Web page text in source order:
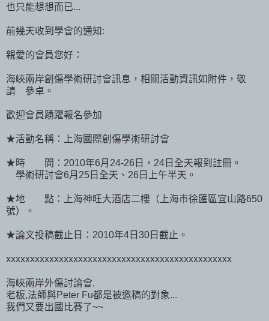
也只能想想而已...
前幾天收到學會的通知:
親愛的會員您好：
海峽兩岸創傷學術研討會訊息，相關活動資訊如附件，敬
請 參卓。
歡迎會員踴躍報名參加
★活動名稱：上海國際創傷學術研討會
★時 間：2010年6月24-26日，24日全天報到註冊。
學術研討會6月25日全天、26日上午半天。
★地 點：上海神旺大酒店二樓（上海市徐匯區宜山路650
號）。
★論文投稿截止日：2010年4日30日截止。
xxxxxxxxxxxxxxxxxxxxxxxxxxxxxxxxxxxxxxxxxxxxxxx
海峽兩岸外傷討論會,
老板,法師與Peter Fu都是被邀稿的對象...
我們又要出國比賽了~~